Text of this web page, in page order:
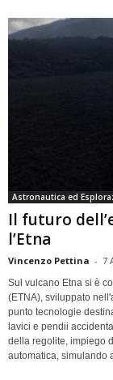
Astronautica ed
Il futuro
l’Etna
Vincenzo Pettina - 7
Sul vulcano Etna si è
(ETNA), sviluppato
punto tecnologie
lavici e pendii
della regolite, impiego
automatica, simulando